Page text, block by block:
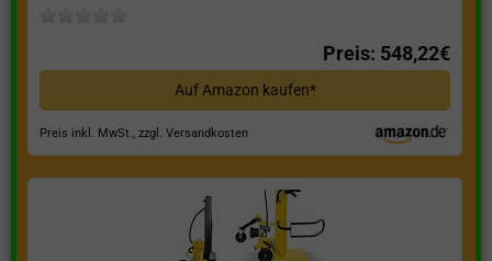
Preis: 548,22€
Auf Amazon kaufen*
Preis inkl. MwSt., zzgl. Versandkosten